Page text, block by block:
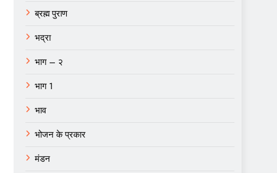
ब्रह्म पुराण
भद्रा
भाग – २
भाग 1
भाव
भोजन के प्रकार
मंडन